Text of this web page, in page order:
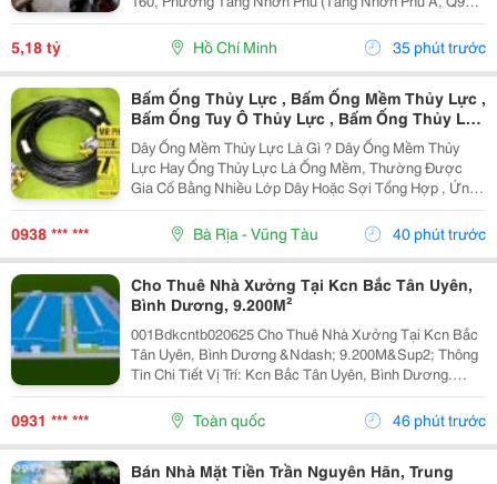
Cũ). Vị Trí Nhà Nằm Trong Khu Dân Cư Ổn Định, Giao
Thông Thuận Tiện Chỉ Vài Bước Là Ra Lã Xuân Oai,
5,18 tỷ Hồ Chí Minh 35 phút trước
Bấm Ống Thủy Lực , Bấm Ống Mềm Thủy Lực ,
Bấm Ống Tuy Ô Thủy Lực , Bấm Ống Thủy Lực
Bọc Lưới , Bấm Ống Thủy Lực Koman , Bấm
Ống Thủy Lực Italy , Bấm Ống Thủy Lực 1Sn ,
Bấm Ống Thủy Lực 2Sn , Bấm Ống Thủy Lực
4Sn
Dây Ống Mềm Thủy Lực Là Gì ? Dây Ống Mềm Thủy
Lực Hay Ống Thủy Lực Là Ống Mềm, Thường Được
Gia Cố Bằng Nhiều Lớp Dây Hoặc Sợi Tổng Hợp , Ứng
Dụng Để Vận Chuyển Chất Lỏng Thủy Lực Trong Hệ
Thống Thủy Lực. Những Ống Này Rất Cần Thiết Để
Truyền Lực...
0938 *** *** Bà Rịa - Vũng Tàu 40 phút trước
Cho Thuê Nhà Xưởng Tại Kcn Bắc Tân Uyên,
Bình Dương, 9.200M²
001Bdkcntb020625 Cho Thuê Nhà Xưởng Tại Kcn Bắc
Tân Uyên, Bình Dương &Ndash; 9.200M&Sup2; Thông
Tin Chi Tiết Vị Trí: Kcn Bắc Tân Uyên, Bình Dương.
Tổng Diện Tích Khuôn Viên: 15.000M&Sup2; Diện Tích
Sử Dụng Tổng Diện Tích Xây Dựng: 9.200M&Sup2;...
0931 *** *** Toàn quốc 46 phút trước
Bán Nhà Mặt Tiền Trần Nguyên Hãn, Trung